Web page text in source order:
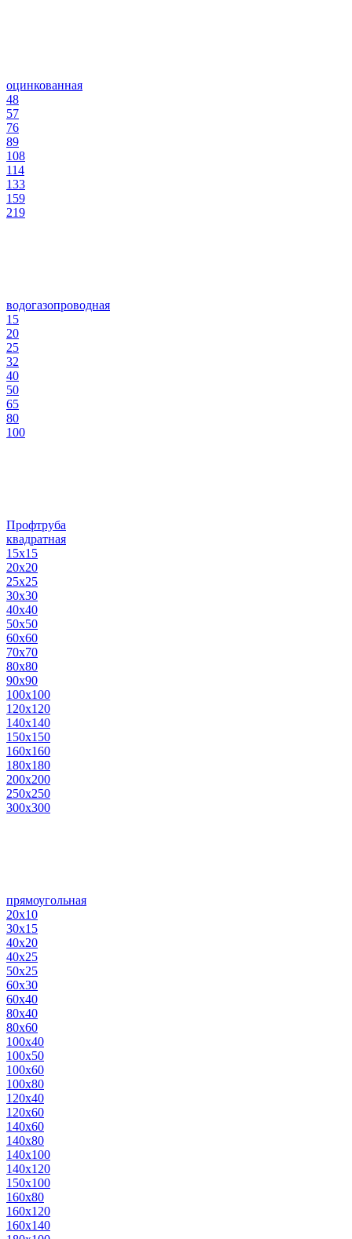
оцинкованная
48
57
76
89
108
114
133
159
219
водогазопроводная
15
20
25
32
40
50
65
80
100
Профтруба
квадратная
15х15
20х20
25х25
30х30
40х40
50х50
60х60
70х70
80х80
90х90
100х100
120х120
140х140
150х150
160х160
180х180
200х200
250х250
300х300
прямоугольная
20х10
30х15
40х20
40х25
50х25
60х30
60х40
80х40
80х60
100х40
100х50
100х60
100х80
120х40
120х60
140х60
140х80
140х100
140х120
150х100
160х80
160х120
160х140